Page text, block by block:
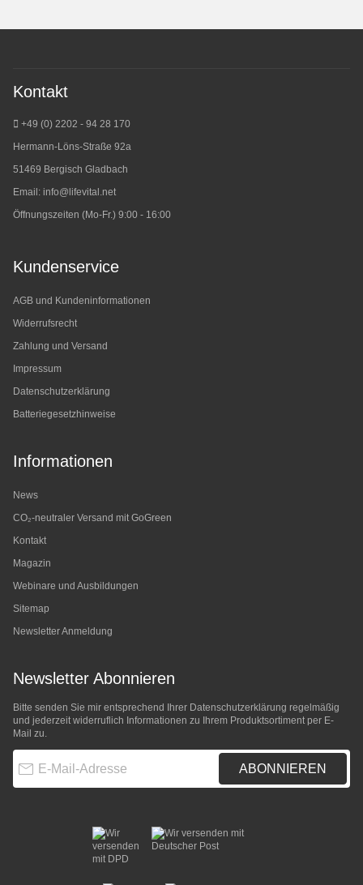
Kontakt
+49 (0) 2202 - 94 28 170
Hermann-Löns-Straße 92a
51469 Bergisch Gladbach
Email: info@lifevital.net
Öffnungszeiten (Mo-Fr.) 9:00 - 16:00
Kundenservice
AGB und Kundeninformationen
Widerrufsrecht
Zahlung und Versand
Impressum
Datenschutzerklärung
Batteriegesetzhinweise
Informationen
News
CO₂-neutraler Versand mit GoGreen
Kontakt
Magazin
Webinare und Ausbildungen
Sitemap
Newsletter Anmeldung
Newsletter Abonnieren
Bitte senden Sie mir entsprechend Ihrer Datenschutzerklärung regelmäßig
und jederzeit widerruflich Informationen zu Ihrem Produktsortiment per E-
Mail zu.
ABONNIEREN